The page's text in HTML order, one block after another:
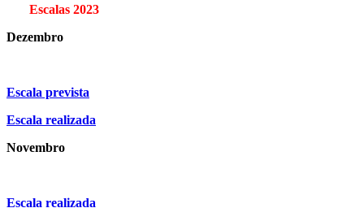
Escalas 2023
Dezembro
Escala prevista
Escala realizada
Novembro
Escala realizada